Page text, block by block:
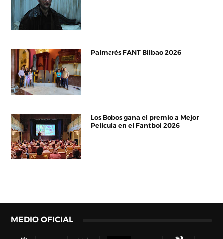
Palmarés FANT Bilbao 2026
Los Bobos gana el premio a Mejor
Película en el Fantboi 2026
MEDIO OFICIAL